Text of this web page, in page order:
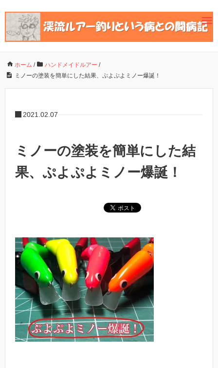
ホーム / ハンドメイドルアー /
ミノーの塗装を簡単にした結果、ぷよぷよミノー爆誕！
2021.02.07
ミノーの塗装を簡単にした結
果、ぷよぷよミノー爆誕！